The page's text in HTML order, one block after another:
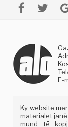
E-
Ky website
materialet
mund të